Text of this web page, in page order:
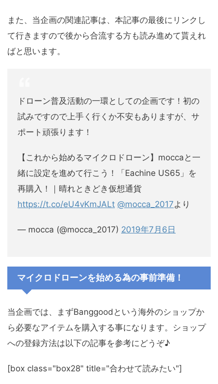
また、当企画の関連記事は、本記事の最後にリンクし
て行きますので後から合流する方も読み進めて貰えれ
ばと思います。
ドローン普及活動の一環としての企画です！初の
試みですので上手く行くか不安もありますが、サ
ポート頑張ります！
【これから始めるマイクロドローン】moccaと一
緒に設定を進めて行こう！「Eachine US65」を
再購入！｜晴れときどき仮想通貨
https://t.co/eU4vKmJALt @mocca_2017より
— mocca (@mocca_2017) 2019年7月6日
マイクロドローンを始める為の事前準備！
当企画では、まずBanggoodという海外のショップか
ら必要なアイテムを購入する事になります。ショップ
への登録方法は以下の記事を参考にどうぞ♪
[box class="box28" title="合わせて読みたい"]